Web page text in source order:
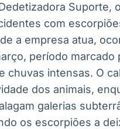
Suporte,
com
a empresa atua,
período marcado
chuvas intensas. O
dos animais,
galerias
os escorpiões a